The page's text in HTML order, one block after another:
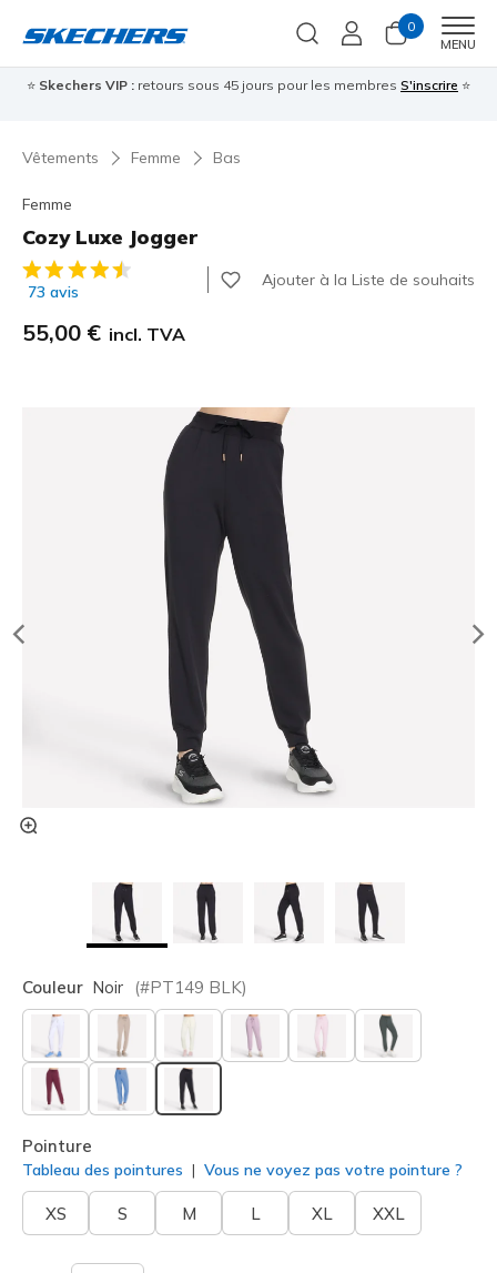
0
MENU
⭐ Skechers VIP : retours sous 45 jours pour les membres S'inscrire ⭐
Vêtements Femme Bas
Femme
Cozy Luxe Jogger
Évaluation client 4,5 sur 5
73 avis
Ajouter à la Liste de souhaits
55,00 € incl. TVA
Couleur Noir (#PT149 BLK)
sélectionné
Pointure
Tableau des pointures Vous ne voyez pas votre pointure ?
XS S M L XL XXL